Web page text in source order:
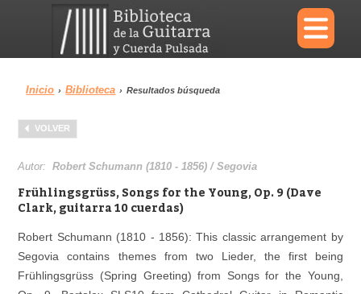
×
Menu
Biblioteca Diccionario
Área personal Reproductor
Inicio › Biblioteca › Resultados búsqueda
VOLVER
Autor:Robert Schumann (1810 - 1856) / Segovia
Frühlingsgrüss, Songs for the Young, Op. 9 (Dave
Clark, guitarra 10 cuerdas)
Robert Schumann (1810 - 1856): This classic arrangement by
Segovia contains themes from two Lieder, the first being
Frühlingsgrüss (Spring Greeting) from Songs for the Young,